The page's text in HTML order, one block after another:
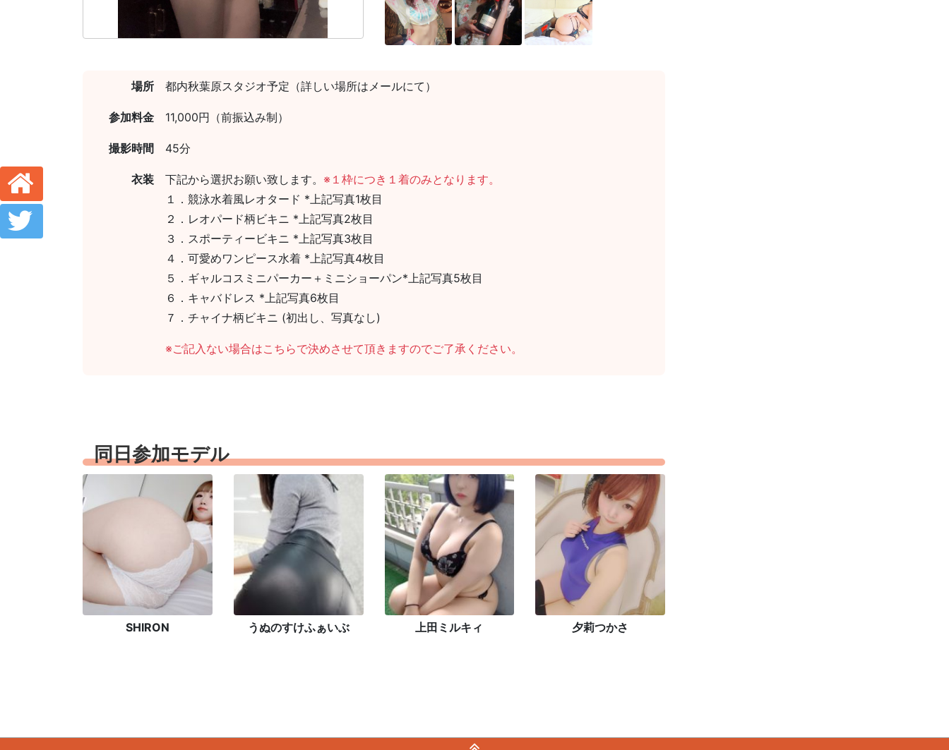
場所 都内秋葉原スタジオ予定（詳しい場所はメールにて）
参加料金 11,000円（前振込み制）
撮影時間 45分
衣装 下記から選択お願い致します。 ※１枠につき１着のみとなります。
１．競泳水着風レオタード *上記写真1枚目
２．レオパード柄ビキニ *上記写真2枚目
３．スポーティービキニ *上記写真3枚目
４．可愛めワンピース水着 *上記写真4枚目
５．ギャルコスミニパーカー＋ミニショーパン*上記写真5枚目
６．キャバドレス *上記写真6枚目
７．チャイナ柄ビキニ (初出し、写真なし)
※ご記入ない場合はこちらで決めさせて頂きますのでご了承ください。
同日参加モデル
SHIRON うぬのすけふぁいぶ 上田ミルキィ 夕莉つかさ